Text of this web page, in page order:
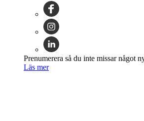
Prenumerera så du inte missar något
Läs mer